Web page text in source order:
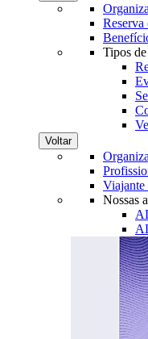
Tipos
Voltar
Viajante
Nossas